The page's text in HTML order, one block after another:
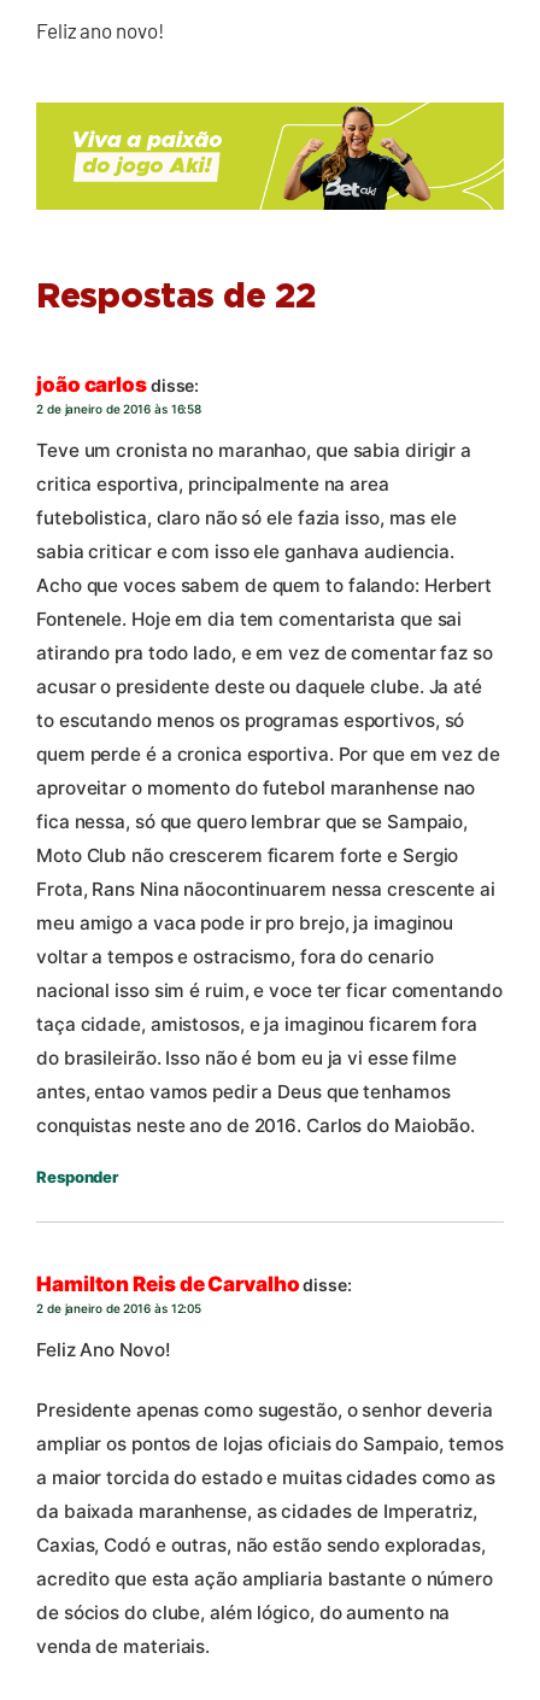
Feliz ano novo!
Respostas de 22
joão carlosdisse:
2 de janeiro de 2016 às 16:58
Teve um cronista no maranhao, que sabia dirigir a
critica esportiva, principalmente na area
futebolistica, claro não só ele fazia isso, mas ele
sabia criticar e com isso ele ganhava audiencia.
Acho que voces sabem de quem to falando: Herbert
Fontenele. Hoje em dia tem comentarista que sai
atirando pra todo lado, e em vez de comentar faz so
acusar o presidente deste ou daquele clube. Ja até
to escutando menos os programas esportivos, só
quem perde é a cronica esportiva. Por que em vez de
aproveitar o momento do futebol maranhense nao
fica nessa, só que quero lembrar que se Sampaio,
Moto Club não crescerem ficarem forte e Sergio
Frota, Rans Nina nãocontinuarem nessa crescente ai
meu amigo a vaca pode ir pro brejo, ja imaginou
voltar a tempos e ostracismo, fora do cenario
nacional isso sim é ruim, e voce ter ficar comentando
taça cidade, amistosos, e ja imaginou ficarem fora
do brasileirão. Isso não é bom eu ja vi esse filme
antes, entao vamos pedir a Deus que tenhamos
conquistas neste ano de 2016. Carlos do Maiobão.
Responder
Hamilton Reis de Carvalho disse:
2 de janeiro de 2016 às 12:05
Feliz Ano Novo!
Presidente apenas como sugestão, o senhor deveria
ampliar os pontos de lojas oficiais do Sampaio, temos
a maior torcida do estado e muitas cidades como as
da baixada maranhense, as cidades de Imperatriz,
Caxias, Codó e outras, não estão sendo exploradas,
acredito que esta ação ampliaria bastante o número
de sócios do clube, além lógico, do aumento na
venda de materiais.